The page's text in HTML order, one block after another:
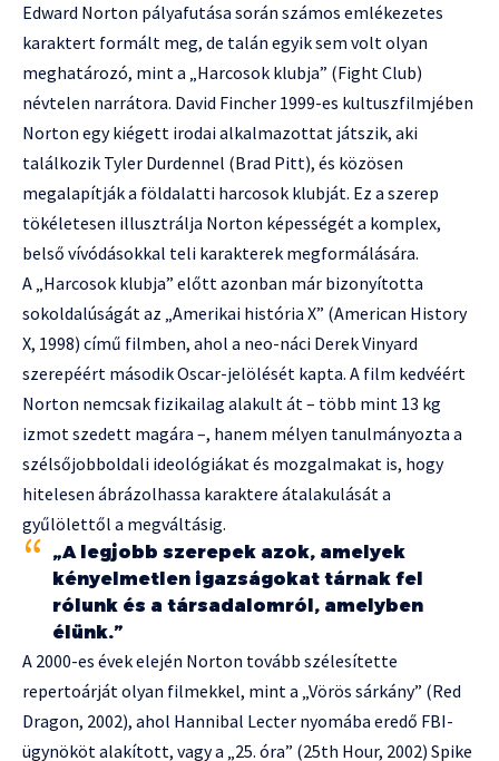
Edward Norton pályafutása során számos emlékezetes
karaktert formált meg, de talán egyik sem volt olyan
meghatározó, mint a „Harcosok klubja” (Fight Club)
névtelen narrátora. David Fincher 1999-es kultuszfilmjében
Norton egy kiégett irodai alkalmazottat játszik, aki
találkozik Tyler Durdennel (Brad Pitt), és közösen
megalapítják a földalatti harcosok klubját. Ez a szerep
tökéletesen illusztrálja Norton képességét a komplex,
belső vívódásokkal teli karakterek megformálására.
A „Harcosok klubja” előtt azonban már bizonyította
sokoldalúságát az „Amerikai história X” (American History
X, 1998) című filmben, ahol a neo-náci Derek Vinyard
szerepéért második Oscar-jelölését kapta. A film kedvéért
Norton nemcsak fizikailag alakult át – több mint 13 kg
izmot szedett magára –, hanem mélyen tanulmányozta a
szélsőjobboldali ideológiákat és mozgalmakat is, hogy
hitelesen ábrázolhassa karaktere átalakulását a
gyűlölettől a megváltásig.
„A legjobb szerepek azok, amelyek
kényelmetlen igazságokat tárnak fel
rólunk és a társadalomról, amelyben
élünk.”
A 2000-es évek elején Norton tovább szélesítette
repertoárját olyan filmekkel, mint a „Vörös sárkány” (Red
Dragon, 2002), ahol Hannibal Lecter nyomába eredő FBI-
ügynököt alakított, vagy a „25. óra” (25th Hour, 2002) Spike